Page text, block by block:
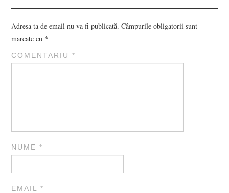
Adresa ta de email nu va fi publicată. Câmpurile obligatorii sunt
marcate cu *
COMENTARIU*
NUME*
EMAIL*